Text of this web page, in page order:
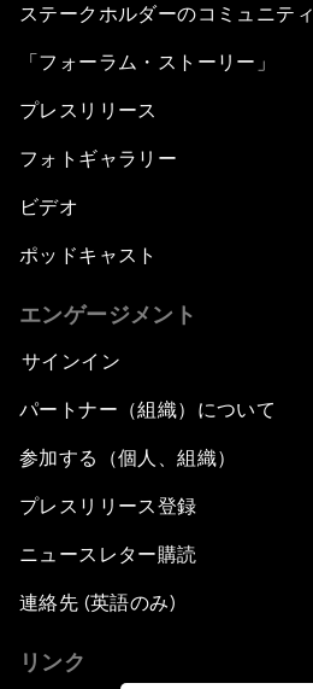
ステークホルダーのコミュニティ
「フォーラム・ストーリー」
プレスリリース
フォトギャラリー
ビデオ
ポッドキャスト
エンゲージメント
サインイン
パートナー（組織）について
参加する（個人、組織）
プレスリリース登録
ニュースレター購読
連絡先 (英語のみ)
リンク